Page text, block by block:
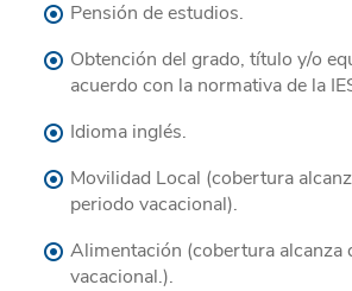
Pensión de estudios.
Obtención del grado, título y/o
acuerdo con la normativa de la
Idioma inglés.
Movilidad Local (cobertura
periodo vacacional).
Alimentación (cobertura alcanza
vacacional.).